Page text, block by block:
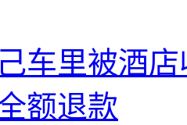
车里被酒
额退款